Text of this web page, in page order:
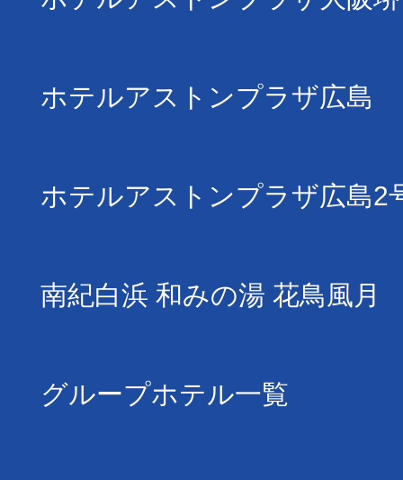
ホテルアストンプラザ広島
ホテルアストンプラザ広島2
南紀白浜 和みの湯 花鳥風月
グループホテル一覧